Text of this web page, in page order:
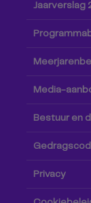
Jaarverslag
Media-
Bestuur en
Privacy